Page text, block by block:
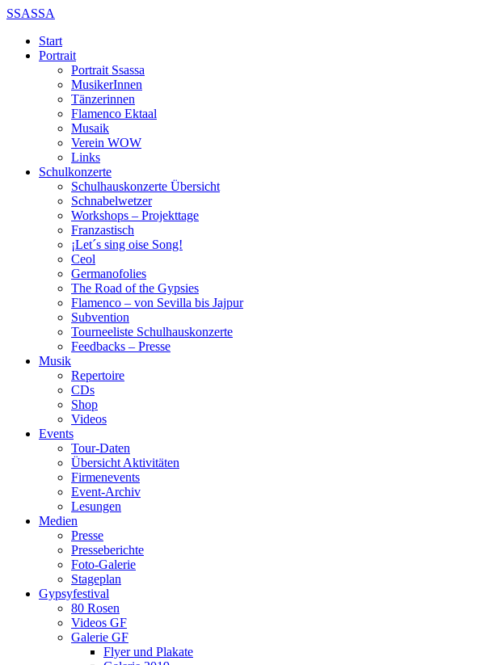
SSASSA
Start
Portrait
Portrait Ssassa
MusikerInnen
Tänzerinnen
Flamenco Ektaal
Musaik
Verein WOW
Links
Schulkonzerte
Schulhauskonzerte Übersicht
Schnabelwetzer
Workshops – Projekttage
Franzastisch
¡Let´s sing oise Song!
Ceol
Germanofolies
The Road of the Gypsies
Flamenco – von Sevilla bis Jajpur
Subvention
Tourneeliste Schulhauskonzerte
Feedbacks – Presse
Musik
Repertoire
CDs
Shop
Videos
Events
Tour-Daten
Übersicht Aktivitäten
Firmenevents
Event-Archiv
Lesungen
Medien
Presse
Presseberichte
Foto-Galerie
Stageplan
Gypsyfestival
80 Rosen
Videos GF
Galerie GF
Flyer und Plakate